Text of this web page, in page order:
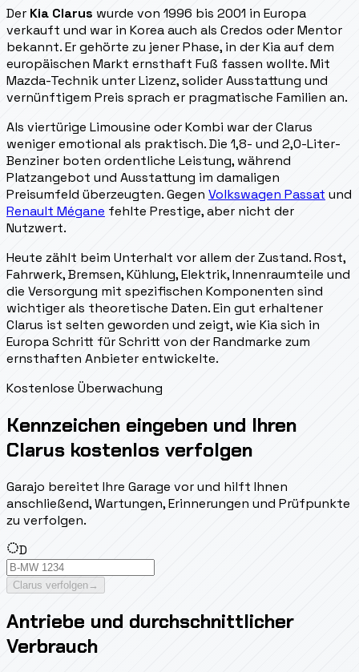
Der Kia Clarus wurde von 1996 bis 2001 in Europa
verkauft und war in Korea auch als Credos oder Mentor
bekannt. Er gehörte zu jener Phase, in der Kia auf dem
europäischen Markt ernsthaft Fuß fassen wollte. Mit
Mazda-Technik unter Lizenz, solider Ausstattung und
vernünftigem Preis sprach er pragmatische Familien an.
Als viertürige Limousine oder Kombi war der Clarus
weniger emotional als praktisch. Die 1,8- und 2,0-Liter-
Benziner boten ordentliche Leistung, während
Platzangebot und Ausstattung im damaligen
Preisumfeld überzeugten. Gegen Volkswagen Passat und
Renault Mégane fehlte Prestige, aber nicht der
Nutzwert.
Heute zählt beim Unterhalt vor allem der Zustand. Rost,
Fahrwerk, Bremsen, Kühlung, Elektrik, Innenraumteile und
die Versorgung mit spezifischen Komponenten sind
wichtiger als theoretische Daten. Ein gut erhaltener
Clarus ist selten geworden und zeigt, wie Kia sich in
Europa Schritt für Schritt von der Randmarke zum
ernsthaften Anbieter entwickelte.
Kostenlose Überwachung
Kennzeichen eingeben und Ihren
Clarus kostenlos verfolgen
Garajo bereitet Ihre Garage vor und hilft Ihnen
anschließend, Wartungen, Erinnerungen und Prüfpunkte
zu verfolgen.
D
Clarus verfolgen→
Antriebe und durchschnittlicher
Verbrauch